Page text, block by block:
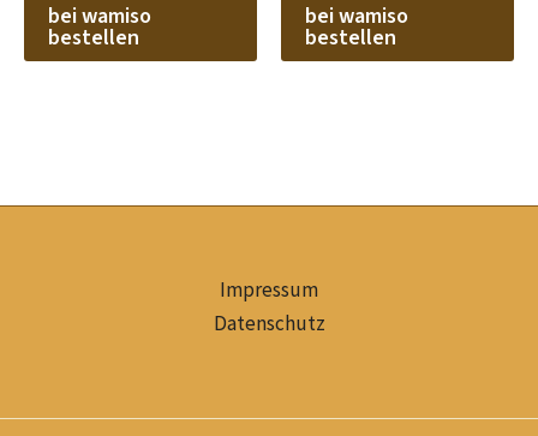
bei wamiso
bestellen
bei wamiso
bestellen
Impressum
Datenschutz